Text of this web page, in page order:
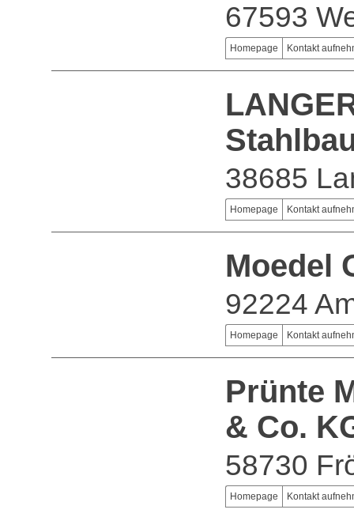
67593
Homepage Kontakt
38685
Homepage Kontakt
Moedel
92224
Homepage Kontakt
Prünte
& Co.
58730
Homepage Kontakt